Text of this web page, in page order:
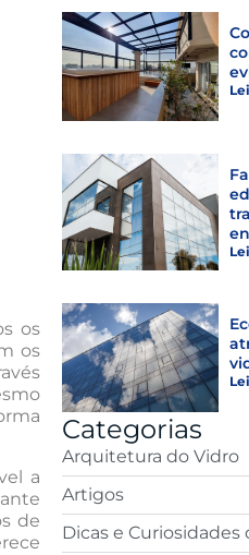
os
os
a
de
Categorias
Arquitetura do Vidro
Artigos
Dicas e Curiosidades